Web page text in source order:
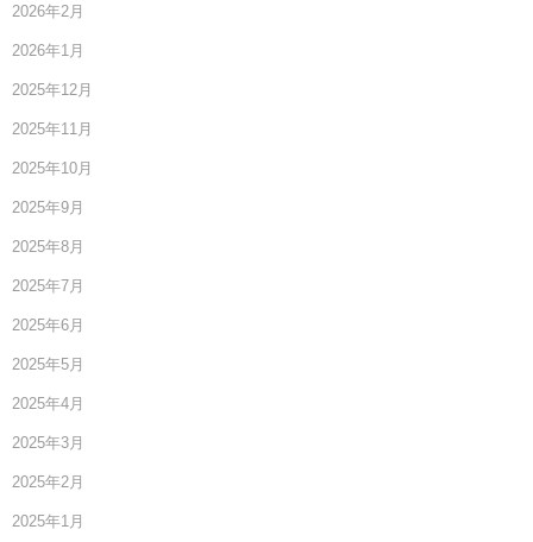
2026年2月
2026年1月
2025年12月
2025年11月
2025年10月
2025年9月
2025年8月
2025年7月
2025年6月
2025年5月
2025年4月
2025年3月
2025年2月
2025年1月